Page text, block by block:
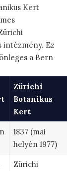
Kert
intézmény. Ez
a Bern
Zürichi
Botanikus
Kert
1837 (mai
helyén 1977)
Zürichi